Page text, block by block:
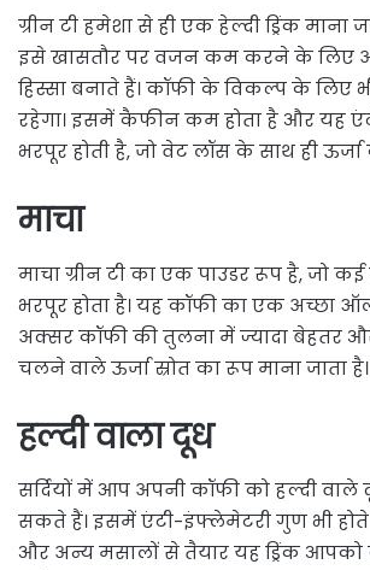
ग्रीन टी हमेशा से ही एक हेल्दी ड्रिंक माना
इसे खासतौर पर वजन कम करने के लिए
हिस्सा बनाते हैं। कॉफी के विकल्प के लिए
रहेगा। इसमें कैफीन कम होता है और यह
भरपूर होती है, जो वेट लॉस के साथ ही ऊर्जा
माचा
माचा ग्रीन टी का एक पाउडर रूप है, जो
भरपूर होता है। यह कॉफी का एक अच्छा
अक्सर कॉफी की तुलना में ज्यादा बेहतर
चलने वाले ऊर्जा स्रोत का रूप माना जाता है।
हल्दी वाला दूध
सर्दियों में आप अपनी कॉफी को हल्दी
सकते हैं। इसमें एंटी-इंफ्लेमेटरी गुण भी होते
और अन्य मसालों से तैयार यह ड्रिंक